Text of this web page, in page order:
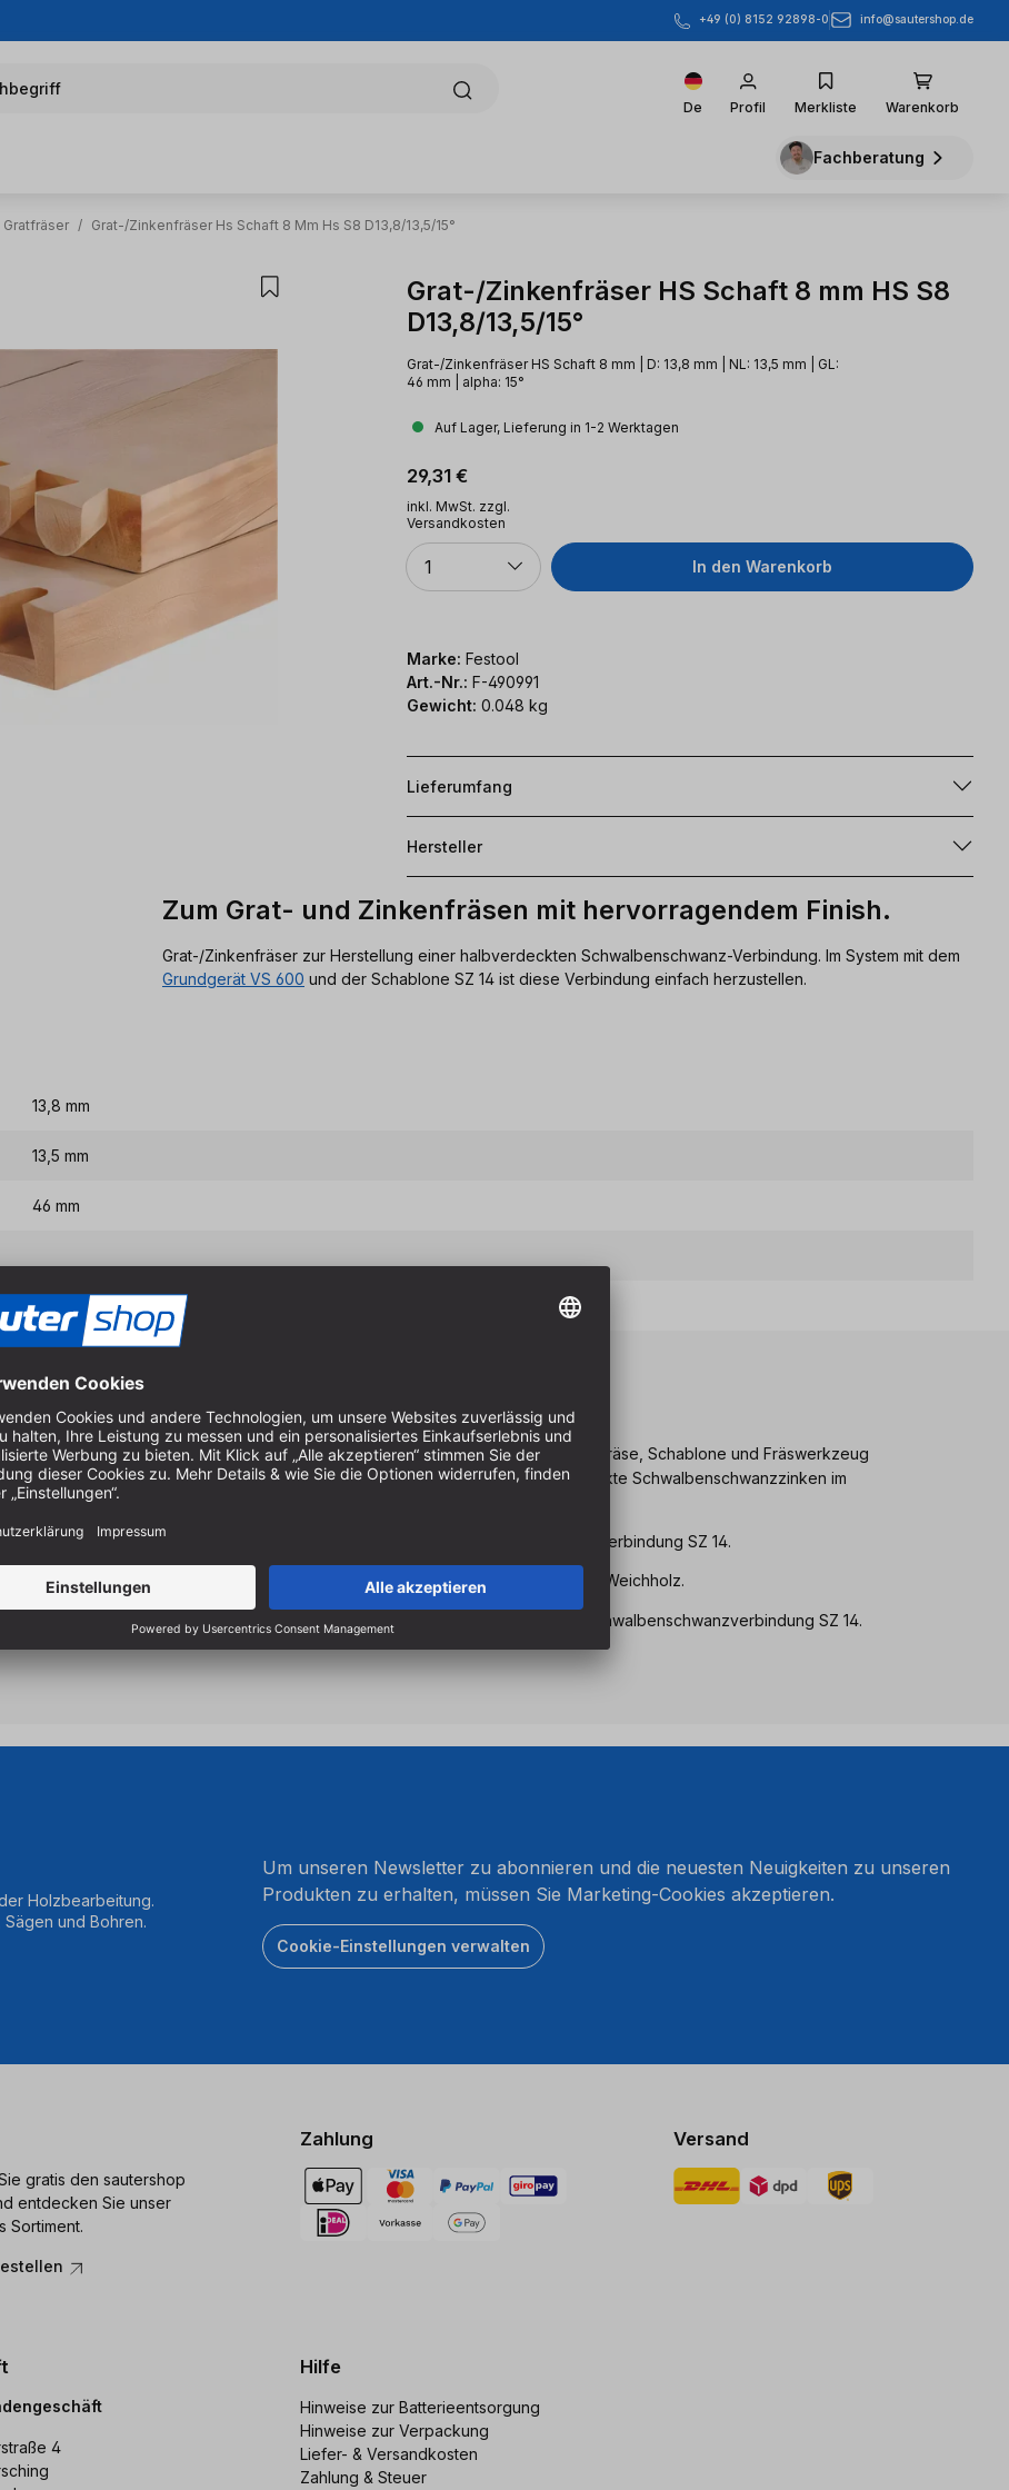
+49 (0) 8152 92898-0 info@sautershop.de
De Profil Merkliste Warenkorb
Fachberatung
Gratfräser / Grat-/Zinkenfräser Hs Schaft 8 Mm Hs S8 D13,8/13,5/15°
Grat-/Zinkenfräser HS Schaft 8 mm HS S8
D13,8/13,5/15°
Grat-/Zinkenfräser HS Schaft 8 mm | D: 13,8 mm | NL: 13,5 mm | GL:
46 mm | alpha: 15°
Auf Lager, Lieferung in 1-2 Werktagen
Regulärer Preis:
29,31 €
inkl. MwSt. zzgl.
Versandkosten
Anzahl
1 In den Warenkorb
Marke: Festool
Art.-Nr.: F-490991
Gewicht: 0.048 kg
Lieferumfang
Hersteller
Zum Grat- und Zinkenfräsen mit hervorragendem Finish.
Grat-/Zinkenfräser zur Herstellung einer halbverdeckten Schwalbenschwanz-Verbindung. Im System mit dem
Grundgerät VS 600 und der Schablone SZ 14 ist diese Verbindung einfach herzustellen.
13,8 mm
13,5 mm
46 mm
8 mm
Mit dem abgestimmten System aus Oberfräse, Schablone und Fräswerkzeug
gelingen traditionelle offene und verdeckte Schwalbenschwanzzinken im
Für halbverdeckte Schwalbenschwanz-Verbindung SZ 14.
HS Fräser sind ideal für das Arbeiten mit Weichholz.
Zum Herstellen einer halbverdeckten Schwalbenschwanzverbindung SZ 14.
Holzbearbeitung.
und Bohren.
Um unseren Newsletter zu abonnieren und die neuesten Neuigkeiten zu unseren
Produkten zu erhalten, müssen Sie Marketing-Cookies akzeptieren.
Cookie-Einstellungen verwalten
gratis den sautershop
entdecken Sie unser
Sortiment.
Zahlung Versand
4
Hilfe
Hinweise zur Batterieentsorgung
Hinweise zur Verpackung
Liefer- & Versandkosten
Zahlung & Steuer